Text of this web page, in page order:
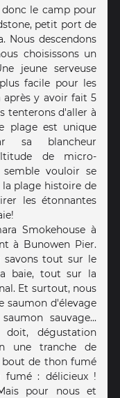
le camp pour
petit port de
Nous descendons
choisissons un
jeune serveuse
facile pour les
après y avoir fait 5
tenterons d'aller à
plage est unique
sa blancheur
de micro-
semble vouloir se
plage histoire de
les étonnantes
Smokehouse à
à Bunowen Pier.
savons tout sur le
baie, tout sur la
Et surtout, nous
saumon d'élevage
sauvage...
dégustation
une tranche de
de thon fumé
: délicieux !
pour nous et